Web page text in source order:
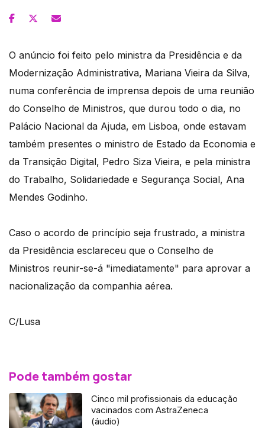
O anúncio foi feito pelo ministra da Presidência e da
Modernização Administrativa, Mariana Vieira da Silva,
numa conferência de imprensa depois de uma reunião
do Conselho de Ministros, que durou todo o dia, no
Palácio Nacional da Ajuda, em Lisboa, onde estavam
também presentes o ministro de Estado da Economia e
da Transição Digital, Pedro Siza Vieira, e pela ministra
do Trabalho, Solidariedade e Segurança Social, Ana
Mendes Godinho.
Caso o acordo de princípio seja frustrado, a ministra
da Presidência esclareceu que o Conselho de
Ministros reunir-se-á "imediatamente" para aprovar a
nacionalização da companhia aérea.
C/Lusa
Pode também gostar
Cinco mil profissionais da educação
vacinados com AstraZeneca
(áudio)